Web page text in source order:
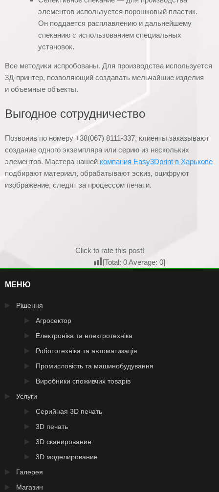
элементов используется порошковый пластик.
Он поддается расплавлению и дальнейшему
спеканию с использованием специальных
установок.
Все методики испробованы. Для производства используется
3Д-принтер, позволяющий создавать мельчайшие изделия
и объемные объекты.
Выгодное сотрудничество
Позвонив по номеру +38(067) 8111-337, клиенты заказывают
создание одного экземпляра или серию из нескольких
элементов. Мастера нашей компания Easy3Dprint в Харькове
подбирают материал, обрабатывают эскиз, оцифруют
изображение, следят за процессом печати.
Click to rate this post!
[Total: 0Average: 0]
МЕНЮ
Рішення
Агросектор
Електроніка та електротехніка
Робототехніка та автоматизація
Промисловість та машинобудування
Виробники споживчих товарів
Услуги
Серийная 3D печать
3D печать
3D сканирование
3D моделирование
Галерея
Магазин